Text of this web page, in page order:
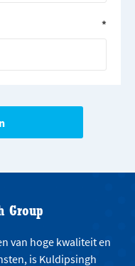
*
Group
van hoge kwaliteit en
is Kuldipsingh